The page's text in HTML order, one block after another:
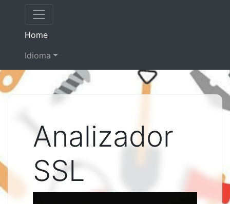
Home(current)
Idioma
Analizador
SSL